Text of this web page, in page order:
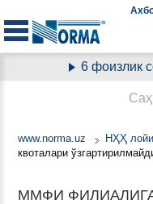
6 фоизлик
www.norma.uz НҲҲ
квоталари
ММФИ